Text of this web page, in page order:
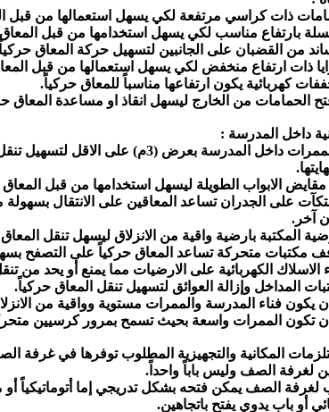
داخل المدرسة :
1. تصميم الممرات داخل المدرسة بعرض (3م)
على الجدران تساعد المعاقين على الانتقال
آخر.
المكانية والتجهيزية المطلوب توفرها في غرفة
لغرفة الصف يمكن فتحه بشكل تدريجي إما أتوماتيكياً
أو باب يدوي يفتح باتجاهين.